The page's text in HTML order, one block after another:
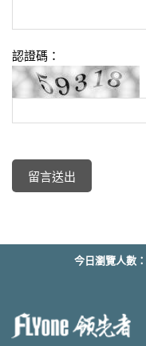
認證碼：
今日瀏覽人數：